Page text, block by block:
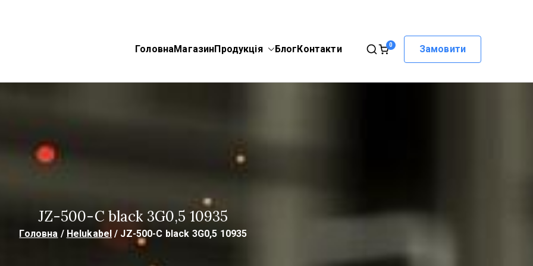
ГоловнаМагазинПродукція БлогКонтакти 0 Замовити
JZ-500-C black 3G0,5 10935
Головна Helukabel JZ-500-C black 3G0,5 10935